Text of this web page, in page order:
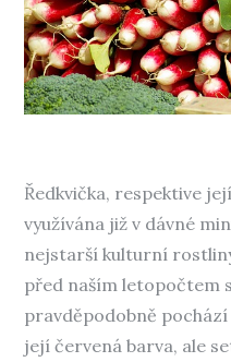
Ředkvička, respektive
využívána již v dávné
nejstarší kulturní
před naším letopočtem
pravděpodobně
její červená barva, ale